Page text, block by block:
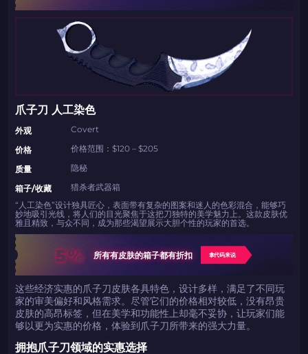
只需抓取区域并将促销代码复制到剪贴板
2024LONG
如何使用促销代码
爪子刀 人工染色
外观
Covert
价格
价格范围：$120 – $205
质量
隐秘
箱子/收藏
猎杀者武器箱
“人工染色”设计独具匠心，表面带有复杂的图案和迷人的色彩混合，能够巧
妙地吸引光线，将人们的目光聚焦于这把刀独特的美学魅力上。这款皮肤优
雅且精致，与众不同，成为那些渴望展示大胆个性的玩家的首选。
5% 所有有皮肤的箱子都有折扣 拿代码来说
这些经济实惠的爪子刀皮肤各具特色，设计多样，满足了不同玩
家的审美偏好和风格需求。尽管它们的价格相对较低，没有昂贵
皮肤的高昂标签，但在美学和功能性上却毫不妥协，让玩家们能
够以更为实惠的价格，体验到爪子刀所带来的强大力量。
拥抱爪子刀领域的实惠选择